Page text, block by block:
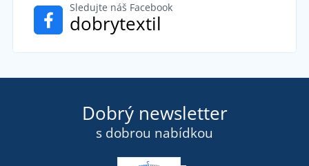
Sledujte náš Facebook
dobrytextil
Dobrý newsletter
s dobrou nabídkou